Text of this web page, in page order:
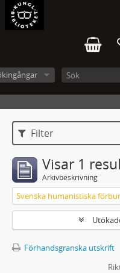
Filter
Visar 1
Arkivbeskrivning
Förhandsgranska utskrift